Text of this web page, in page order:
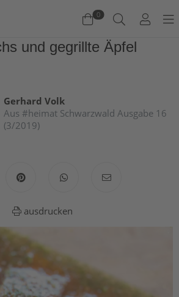
0
Produkte im Warenkorb.
und gegrillte Äpfel
Gerhard Volk
Aus #heimat Schwarzwald Ausgabe 16
(3/2019)
ausdrucken